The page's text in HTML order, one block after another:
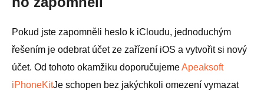
Pokud jste zapomněli heslo k iCloudu, jednoduchým
řešením je odebrat účet ze zařízení iOS a vytvořit si nový
účet. Od tohoto okamžiku doporučujemeApeaksoft
iPhoneKitJe schopen bez jakýchkoli omezení vymazat